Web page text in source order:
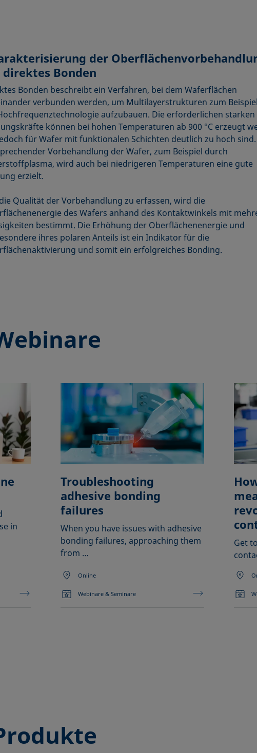
der
Bonden
Bonden beschreibt ein Verfahren, bei dem Waferflächen
verbunden werden, um Multilayerstrukturen zum
aufzubauen. Die erforderlichen starken
können bei hohen Temperaturen ab 900 °C erzeugt
für Wafer mit funktionalen Schichten deutlich zu hoch
Vorbehandlung der Wafer, zum Beispiel durch
wird auch bei niedrigeren Temperaturen eine gute
erzielt.
Qualität der Vorbehandlung zu erfassen, wird die
des Wafers anhand des Kontaktwinkels mit
bestimmt. Die Erhöhung der Oberflächenenergie und
ihres polaren Anteils ist ein Indikator für die
und somit ein erfolgreiches Bonding.
in
Troubleshooting
adhesive bonding
failures
When you have issues with adhesive
bonding failures, approaching them
from …
Online
Webinare & Seminare
Get